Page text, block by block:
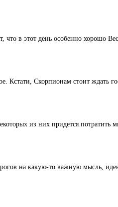
в этот день особенно хорошо
Кстати, Скорпионам стоит ждать
из них придется потратить
на какую-то важную мысль,